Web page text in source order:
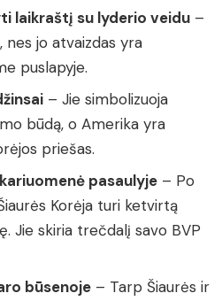
laikraštį su lyderio veidu –
nes jo atvaizdas yra
puslapyje.
– Jie simbolizuoja
būdą, o Amerika yra
priešas.
pasaulyje – Po
Korėja turi ketvirtą
Jie skiria trečdalį savo BVP
būsenoje – Tarp Šiaurės ir